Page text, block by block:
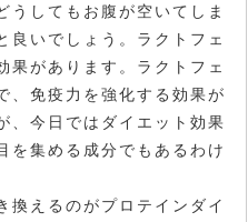
うしてもお腹が空いてしま
良いでしょう。ラクトフェ
果があります。ラクトフェ
、免疫力を強化する効果が
、今日ではダイエット効果
を集める成分でもあるわけ
換えるのがプロテインダイ